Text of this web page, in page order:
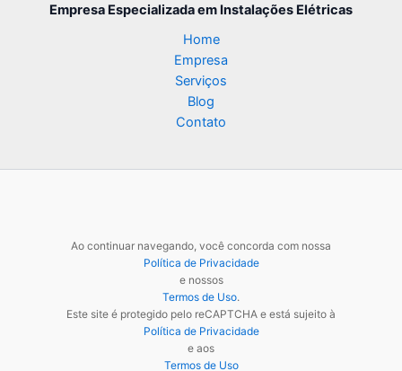
Empresa Especializadaem Instalações Elétricas
Home
Empresa
Serviços
Blog
Contato
Ao continuar navegando, você concorda com nossa
Política de Privacidade
e nossos
Termos de Uso.
Este site é protegido pelo reCAPTCHA e está sujeito à
Política de Privacidade
e aos
Termos de Uso